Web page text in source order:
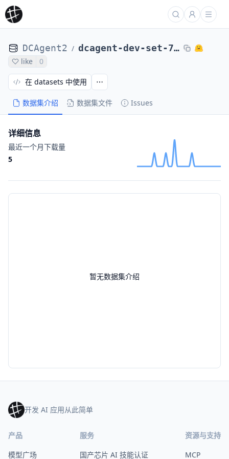
DCAgent2 / dcagent-dev-set-71-tasks-dcagent-code-contests-sandboxes-traces-terminus-2-war-77578401
like 0
数据集介绍 数据集文件 Issues
在 datasets 中使用
暂无数据集介绍
详细信息
最近一个月下载量
5
开发 AI 应用从此简单
产品
模型广场
服务
国产芯片 AI 技能认证
资源与支持
MCP